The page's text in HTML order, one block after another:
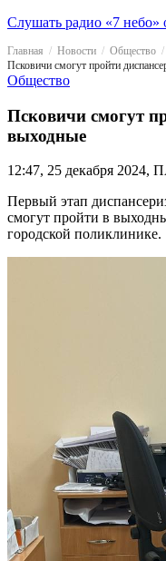
Слушать радио «7 небо»
Главная Новости
Общество
Псковичи смогут пройти
Общество
Псковичи смогут
выходные
12:47, 25 декабря 2024,
Первый этап
смогут пройти в
городской поликлинике.